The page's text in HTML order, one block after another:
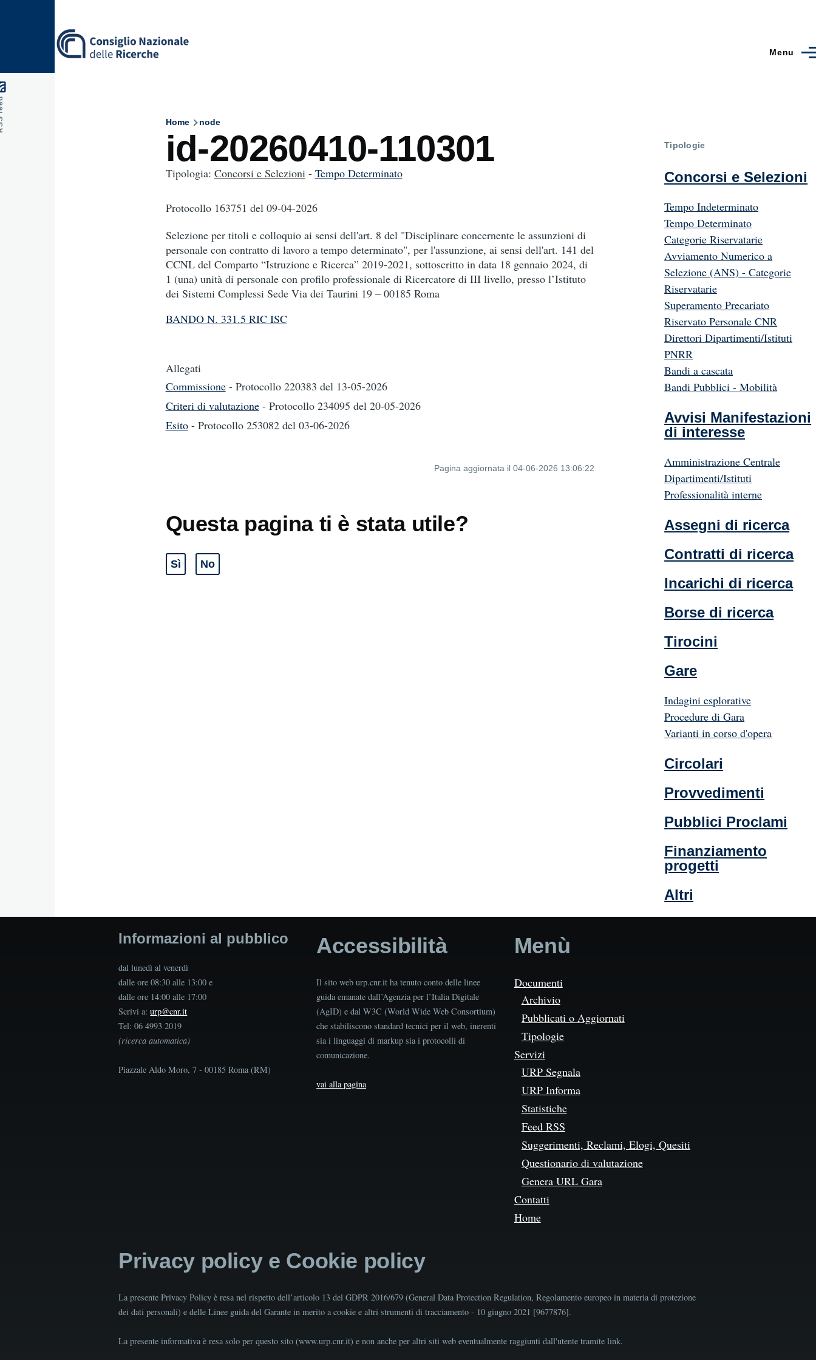
Menu
Breadcrumb
Home node
id-20260410-110301
Tipologia: Concorsi e Selezioni- Tempo Determinato
Protocollo 163751 del 09-04-2026
Selezione per titoli e colloquio ai sensi dell'art. 8 del "Disciplinare concernente le assunzioni di
personale con contratto di lavoro a tempo determinato", per l'assunzione, ai sensi dell'art. 141 del
CCNL del Comparto “Istruzione e Ricerca” 2019-2021, sottoscritto in data 18 gennaio 2024, di
1 (una) unità di personale con profilo professionale di Ricercatore di III livello, presso l’Istituto
dei Sistemi Complessi Sede Via dei Taurini 19 – 00185 Roma
BANDO N. 331.5 RIC ISC
Allegati
Commissione - Protocollo 220383 del 13-05-2026
Criteri di valutazione - Protocollo 234095 del 20-05-2026
Esito - Protocollo 253082 del 03-06-2026
Pagina aggiornata il 04-06-2026 13:06:22
Questa pagina ti è stata utile?
Sì
Tipologie
Concorsi e Selezioni
Tempo Indeterminato
Tempo Determinato
Categorie Riservatarie
Avviamento Numerico a
Selezione (ANS) - Categorie
Riservatarie
Superamento Precariato
Riservato Personale CNR
Direttori Dipartimenti/Istituti
PNRR
Bandi a cascata
Bandi Pubblici - Mobilità
Avvisi Manifestazioni
di interesse
Amministrazione Centrale
Dipartimenti/Istituti
Professionalità interne
Assegni di ricerca
Contratti di ricerca
Incarichi di ricerca
Borse di ricerca
Tirocini
Gare
Indagini esplorative
Procedure di Gara
Varianti in corso d'opera
Circolari
Provvedimenti
Pubblici Proclami
Finanziamento
progetti
Altri
Informazioni al pubblico
dal lunedì al venerdì
dalle ore 08:30 alle 13:00 e
dalle ore 14:00 alle 17:00
Scrivi a:urp@cnr.it
Tel: 06 4993 2019
(ricerca automatica)
Piazzale Aldo Moro, 7 - 00185 Roma (RM)
Accessibilità
Il sito web urp.cnr.it ha tenuto conto delle linee
guida emanate dall’Agenzia per l’Italia Digitale
(AgID) e dal W3C (World Wide Web Consortium)
che stabiliscono standard tecnici per il web, inerenti
sia i linguaggi di markup sia i protocolli di
comunicazione.
vai alla pagina
Menù
Documenti
Archivio
Pubblicati o Aggiornati
Tipologie
Servizi
URP Segnala
URP Informa
Statistiche
Feed RSS
Suggerimenti, Reclami, Elogi, Quesiti
Questionario di valutazione
Genera URL Gara
Contatti
Home
Privacy policy e Cookie policy
La presente Privacy Policy è resa nel rispetto dell’articolo 13 del GDPR 2016/679 (General Data Protection Regulation, Regolamento europeo in materia di protezione
dei dati personali) e delle Linee guida del Garante in merito a cookie e altri strumenti di tracciamento - 10 giugno 2021 [9677876].
La presente informativa è resa solo per questo sito (www.urp.cnr.it) e non anche per altri siti web eventualmente raggiunti dall'utente tramite link.